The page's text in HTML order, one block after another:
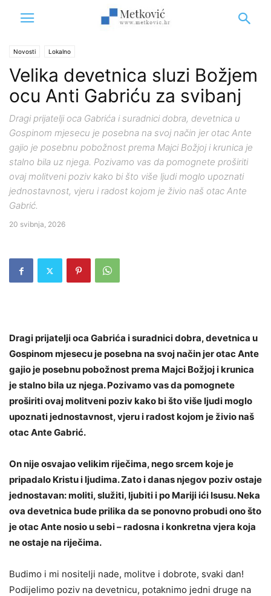
Novosti Lokalno
Velika devetnica sluzi Božjem
ocu Anti Gabriću za svibanj
Dragi prijatelji oca Gabrića i suradnici dobra, devetnica u
Gospinom mjesecu je posebna na svoj način jer otac Ante
gajio je posebnu pobožnost prema Majci Božjoj i krunica je
stalno bila uz njega. Pozivamo vas da pomognete proširiti
ovaj molitveni poziv kako bi što više ljudi moglo upoznati
jednostavnost, vjeru i radost kojom je živio naš otac Ante
Gabrić.
20 svibnja, 2026
Dragi prijatelji oca Gabrića i suradnici dobra, devetnica u
Gospinom mjesecu je posebna na svoj način jer otac Ante
gajio je posebnu pobožnost prema Majci Božjoj i krunica
je stalno bila uz njega. Pozivamo vas da pomognete
proširiti ovaj molitveni poziv kako bi što više ljudi moglo
upoznati jednostavnost, vjeru i radost kojom je živio naš
otac Ante Gabrić.
On nije osvajao velikim riječima, nego srcem koje je
pripadalo Kristu i ljudima. Zato i danas njegov poziv ostaje
jednostavan: moliti, služiti, ljubiti i po Mariji ići Isusu. Neka
ova devetnica bude prilika da se ponovno probudi ono što
je otac Ante nosio u sebi – radosna i konkretna vjera koja
ne ostaje na riječima.
Budimo i mi nositelji nade, molitve i dobrote, svaki dan!
Podijelimo poziv na devetnicu, potaknimo jedni druge na